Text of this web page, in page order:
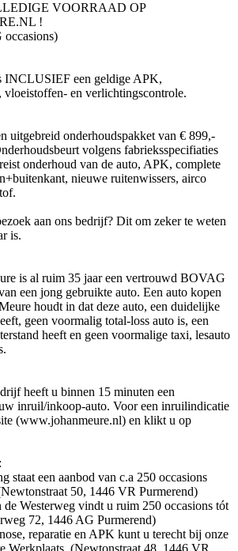
VOORRAAD OP
!
INCLUSIEF een geldige APK,
vloeistoffen- en verlichtingscontrole.
uitgebreid onderhoudspakket van € 899,-
volgens fabrieksspecifiaties
onderhoud van de auto, APK, complete
nieuwe ruitenwissers, airco
aan ons bedrijf? Dit om zeker te weten
is.
is al ruim 35 jaar een vertrouwd BOVAG
een jong gebruikte auto. Een auto kopen
houdt in dat deze auto, een duidelijke
geen voormalig total-loss auto is, een
heeft en geen voormalige taxi, lesauto
heeft u binnen 15 minuten een
inruil/inkoop-auto. Voor een inruilindicatie
(www.johanmeure.nl) en klikt u op
staat een aanbod van c.a 250 occasions
50, 1446 VR Purmerend)
de Westerweg vindt u ruim 250 occasions tót
72, 1446 AG Purmerend)
reparatie en APK kunt u terecht bij onze
Werkplaats. (Newtonstraat 48, 1446 VR